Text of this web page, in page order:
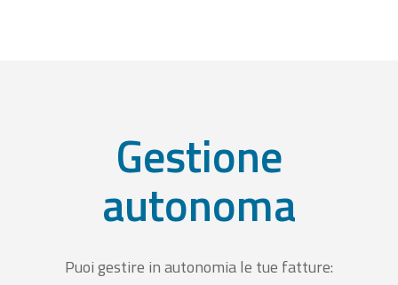
Gestione
autonoma
Puoi gestire in autonomia le tue fatture: